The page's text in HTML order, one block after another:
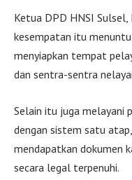
Ketua DPD HNSI Sulsel,
kesempatan itu
menyiapkan tempat
dan sentra-sentra
Selain itu juga melayani
dengan sistem satu
mendapatkan dokumen
secara legal terpenuhi.